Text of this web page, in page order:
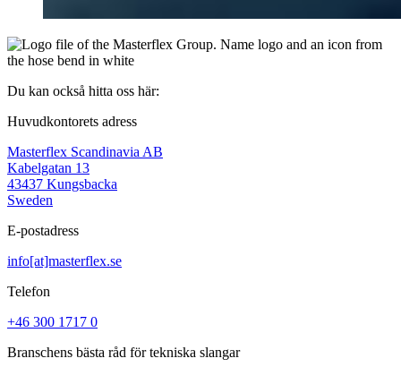
Du kan också hitta oss här:
Huvudkontorets adress
Masterflex Scandinavia AB
Kabelgatan 13
43437 Kungsbacka
Sweden
E-postadress
info[at]masterflex.se
Telefon
+46 300 1717 0
Branschens bästa råd för tekniska slangar